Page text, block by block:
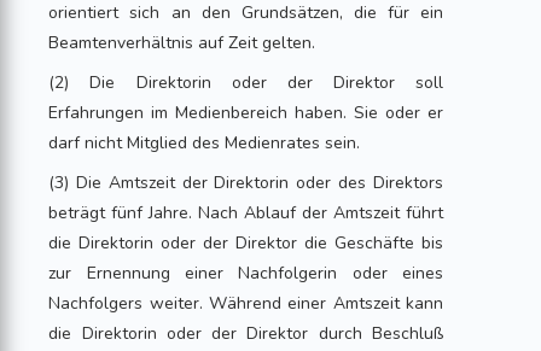
orientiert sich an den Grundsätzen, die für ein
Beamtenverhältnis auf Zeit gelten.
(2) Die Direktorin oder der Direktor soll
Erfahrungen im Medienbereich haben. Sie oder er
darf nicht Mitglied des Medienrates sein.
(3) Die Amtszeit der Direktorin oder des Direktors
beträgt fünf Jahre. Nach Ablauf der Amtszeit führt
die Direktorin oder der Direktor die Geschäfte bis
zur Ernennung einer Nachfolgerin oder eines
Nachfolgers weiter. Während einer Amtszeit kann
die Direktorin oder der Direktor durch Beschluß